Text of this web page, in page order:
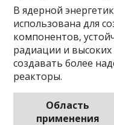
В ядерной
использована для
компонентов,
радиации и
создавать более
реакторы.
Область
применения